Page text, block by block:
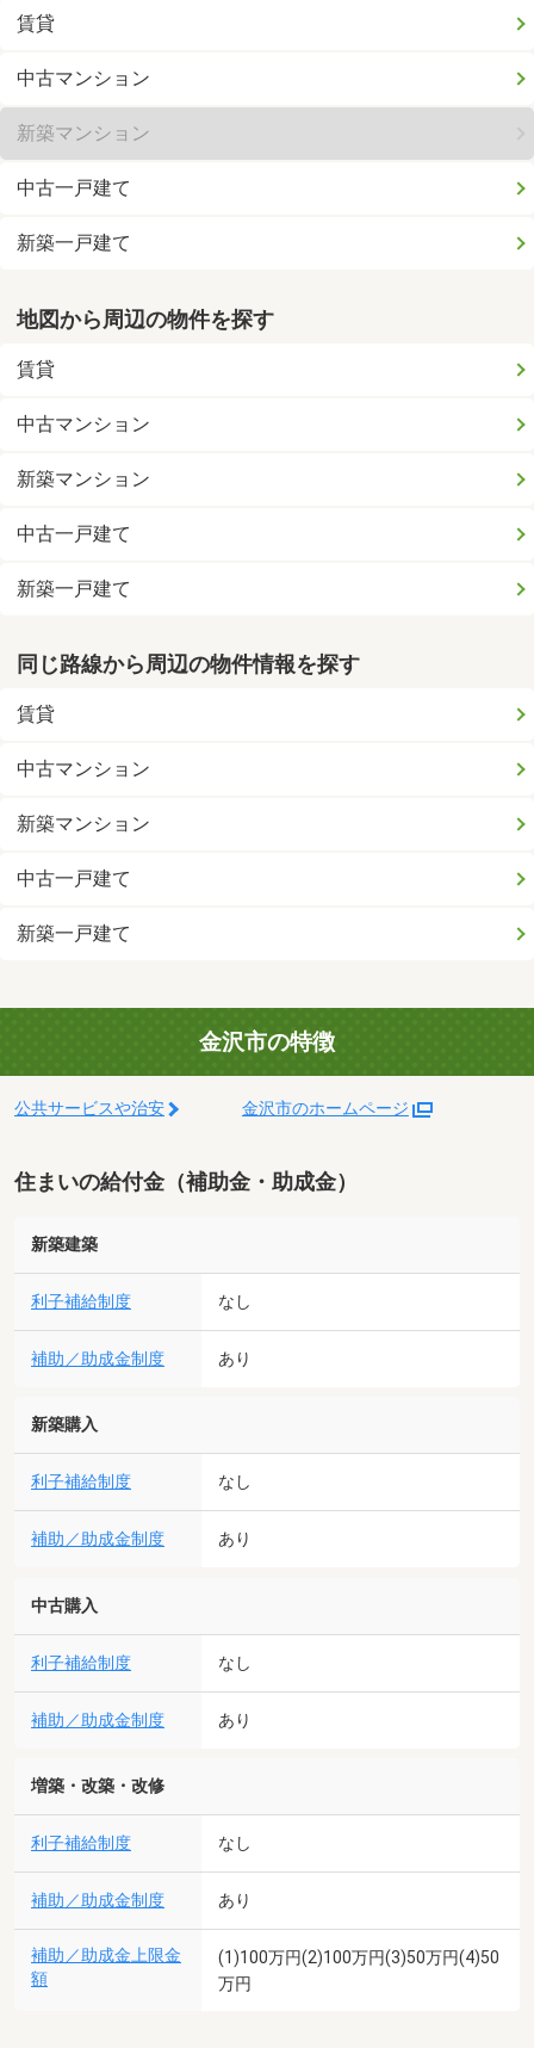
賃貸
中古マンション
新築マンション
中古一戸建て
新築一戸建て
地図から周辺の物件を探す
賃貸
中古マンション
新築マンション
中古一戸建て
新築一戸建て
同じ路線から周辺の物件情報を探す
賃貸
中古マンション
新築マンション
中古一戸建て
新築一戸建て
金沢市の特徴
公共サービスや治安 金沢市のホームページ
住まいの給付金（補助金・助成金）
新築建築
利子補給制度 なし
補助／助成金制度 あり
新築購入
利子補給制度 なし
補助／助成金制度 あり
中古購入
利子補給制度 なし
補助／助成金制度 あり
増築・改築・改修
利子補給制度 なし
補助／助成金制度 あり
補助／助成金上限金
額
(1)100万円(2)100万円(3)50万円(4)50
万円